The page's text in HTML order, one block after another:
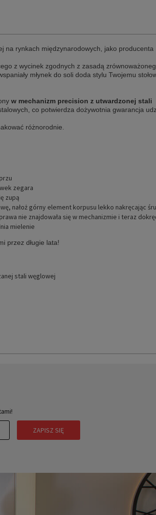
na rynkach międzynarodowych, jako producenta
z wycinek zgodnych z zasadą
młynek do soli doda stylu Twojemu
w mechanizm precision z utwardzonej stali
co potwierdza dożywotnia gwarancja
różnorodnie.
zegara
zupą
nałoż górny element korpusu lekko nakręcając
nie znajdowała się w mechanizmie i teraz
mielenie
przez długie lata!
stali węglowej
ZAPISZ SIĘ